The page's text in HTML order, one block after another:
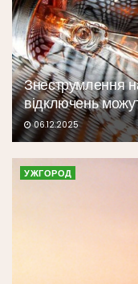
Знеструмлення
відключень
06.12.2025
УЖГОРОД